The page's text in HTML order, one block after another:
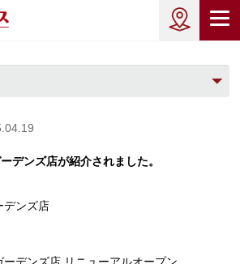
デンズ店が紹介されました。
デンズ店